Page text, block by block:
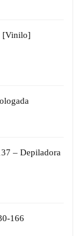
[Vinilo]
– Depiladora
166